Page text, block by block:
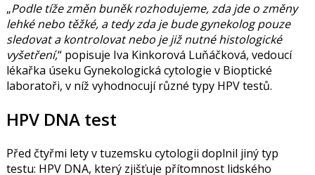
Podle tíže změn buněk rozhodujeme, zda jde o změny
lehké nebo těžké, a tedy zda je bude gynekolog pouze
sledovat a kontrolovat nebo je již nutné histologické
vyšetření, popisuje Iva Kinkorová Luňáčková, vedoucí
lékařka úseku Gynekologická cytologie v Bioptické
laboratoři, v níž vyhodnocují různé typy HPV testů.
HPV DNA test
Před čtyřmi lety v tuzemsku cytologii doplnil jiný typ
testu: HPV DNA, který zjišťuje přítomnost lidského